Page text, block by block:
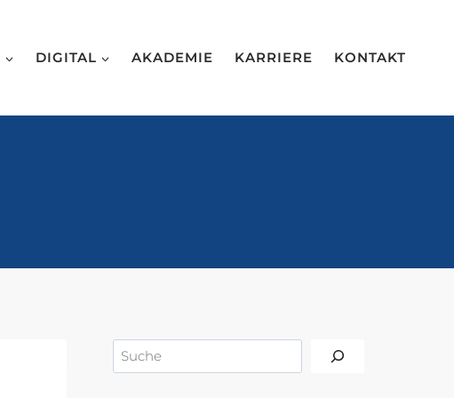
DIGITAL AKADEMIE KARRIERE KONTAKT
Suchen